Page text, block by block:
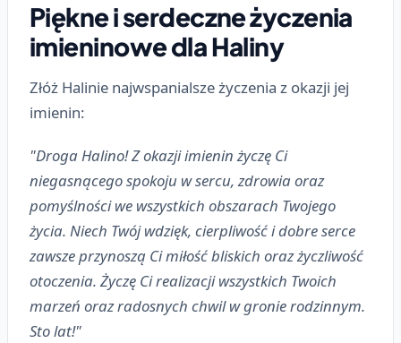
Piękne i serdeczne życzenia
imieninowe dla Haliny
Złóż Halinie najwspanialsze życzenia z okazji jej
imienin:
"Droga Halino! Z okazji imienin życzę Ci
niegasnącego spokoju w sercu, zdrowia oraz
pomyślności we wszystkich obszarach Twojego
życia. Niech Twój wdzięk, cierpliwość i dobre serce
zawsze przynoszą Ci miłość bliskich oraz życzliwość
otoczenia. Życzę Ci realizacji wszystkich Twoich
marzeń oraz radosnych chwil w gronie rodzinnym.
Sto lat!"